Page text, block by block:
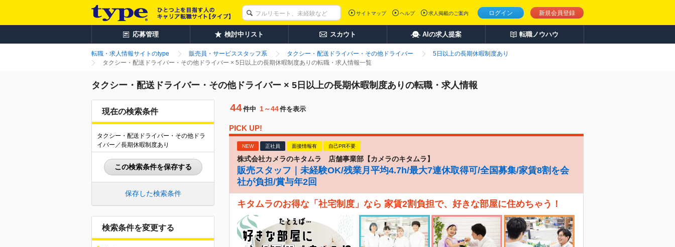
ログイン 新規会員登録
サイトマップ ヘルプ 求人掲載のご案内
応募管理 検討中リスト スカウト AIの求人提案 転職ノウハウ
転職・求人情報サイトのtype 販売員・サービススタッフ系 タクシー・配送ドライバー・その他ドライバー
5日以上の長期休暇制度あり
タクシー・配送ドライバー・その他ドライバー × 5日以上の長期休暇制度ありの転職・求人情報一覧
タクシー・配送ドライバー・その他ドライバー × 5日以上の長期休暇制度ありの転職・求人情報
現在の検索条件
タクシー・配送ドライバー・その他ドラ
イバー／長期休暇制度あり
この検索条件を保存する
保存した検索条件
検索条件を変更する
44件中 1～44件を表示
PICK UP!
NEW 正社員 面接情報有 自己PR不要
株式会社カメラのキタムラ 店舗事業部【カメラのキタムラ】
販売スタッフ｜未経験OK/残業月平均4.7h/最大7連休取得可/全国募集/家賃8割を会
社が負担/賞与年2回
キタムラのお得な「社宅制度」なら 家賃2割負担で、好きな部屋に住めちゃう！